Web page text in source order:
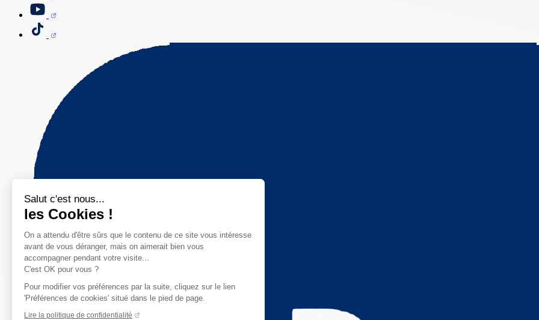
Salut c'est nous...
les Cookies !
On a attendu d'être sûrs que le contenu de ce site vous intéresse
avant de vous déranger, mais on aimerait bien vous
accompagner pendant votre visite...
C'est OK pour vous ?
Pour modifier vos préférences par la suite, cliquez sur le lien
'Préférences de cookies' situé dans le pied de page.
Lire la politique de confidentialité